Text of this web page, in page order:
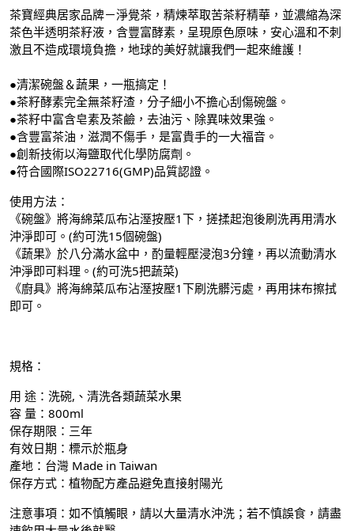
茶寶經典居家品牌－淨覺茶，精煉萃取苦茶籽精華，並濃縮為深
茶色半透明茶籽液，含豐富酵素，呈現原色原味，安心溫和不刺
激且不造成環境負擔，地球的美好就讓我們一起來維護！
●清潔碗盤＆蔬果，一瓶搞定！
●茶籽酵素完全無茶籽渣，分子細小不擔心刮傷碗盤。
●茶籽中富含皂素及茶鹼，去油污、除異味效果強。
●含豐富茶油，滋潤不傷手，是富貴手的一大福音。
●創新技術以海鹽取代化學防腐劑。
●符合國際ISO22716(GMP)品質認證。
使用方法：
《碗盤》將海綿菜瓜布沾溼按壓1下，搓揉起泡後刷洗再用清水
沖淨即可。(約可洗15個碗盤)
《蔬果》於八分滿水盆中，酌量輕壓浸泡3分鐘，再以流動清水
沖淨即可料理。(約可洗5把蔬菜)
《廚具》將海綿菜瓜布沾溼按壓1下刷洗髒污處，再用抹布擦拭
即可。
規格：
用 途：洗碗,、清洗各類蔬菜水果
容 量：800ml
保存期限：三年
有效日期：標示於瓶身
產地：台灣 Made in Taiwan
保存方式：植物配方產品避免直接射陽光
注意事項：如不慎觸眼，請以大量清水沖洗；若不慎誤食，請盡